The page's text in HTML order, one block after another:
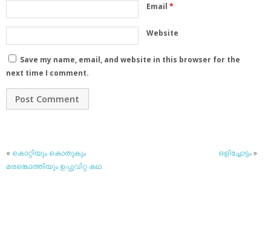
Email *
Website
Save my name, email, and website in this browser for the
next time I comment.
« കൊറ്റിയും കൊതുകും
മരങ്കൊത്തിയും ഉപ്പുവിറ്റ കഥ
ഒളിച്ചോട്ടം»